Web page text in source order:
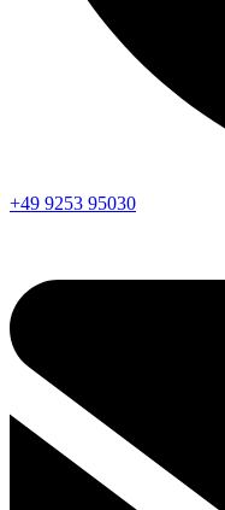
+49 9253 95030